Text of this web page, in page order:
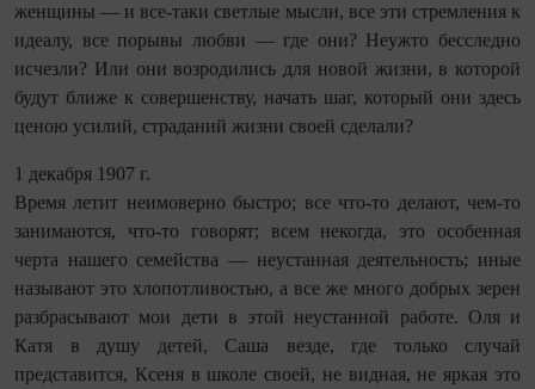
женщины — и все-таки светлые мысли, все эти стремления к
идеалу, все порывы любви — где они? Неужто бесследно
исчезли? Или они возродились для новой жизни, в которой
будут ближе к совершенству, начать шаг, который они здесь
ценою усилий, страданий жизни своей сделали?
1 декабря 1907 г.
Время летит неимоверно быстро; все что-то делают, чем-то
занимаются, что-то говорят; всем некогда, это особенная
черта нашего семейства — неустанная деятельность; иные
называют это хлопотливостью, а все же много добрых зерен
разбрасывают мои дети в этой неустанной работе. Оля и
Катя в душу детей, Саша везде, где только случай
представится, Ксеня в школе своей, не видная, не яркая это